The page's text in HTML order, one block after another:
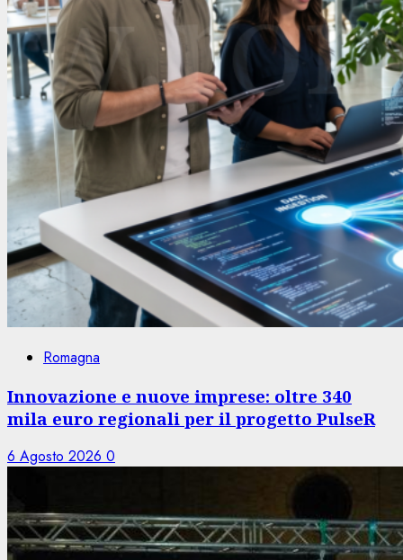
Romagna
Innovazione e nuove imprese: oltre 340
mila euro regionali per il progetto PulseR
6 Agosto 2026 0